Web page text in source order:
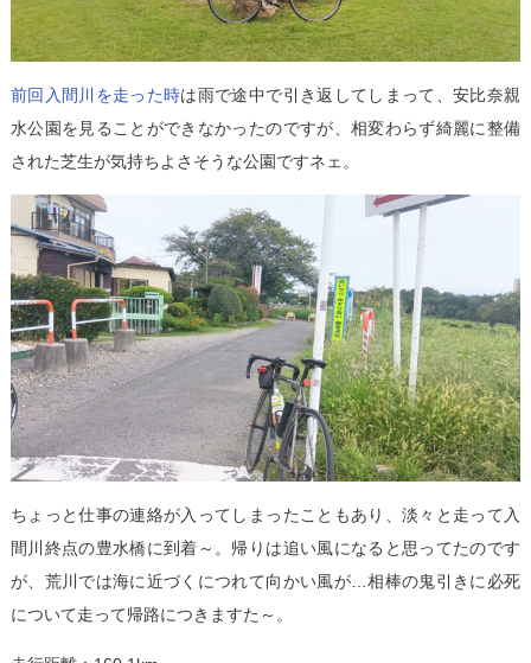
前回入間川を走った時は雨で途中で引き返してしまって、安比奈親
水公園を見ることができなかったのですが、相変わらず綺麗に整備
された芝生が気持ちよさそうな公園ですネェ。
ちょっと仕事の連絡が入ってしまったこともあり、淡々と走って入
間川終点の豊水橋に到着～。帰りは追い風になると思ってたのです
が、荒川では海に近づくにつれて向かい風が…相棒の鬼引きに必死
について走って帰路につきますた～。